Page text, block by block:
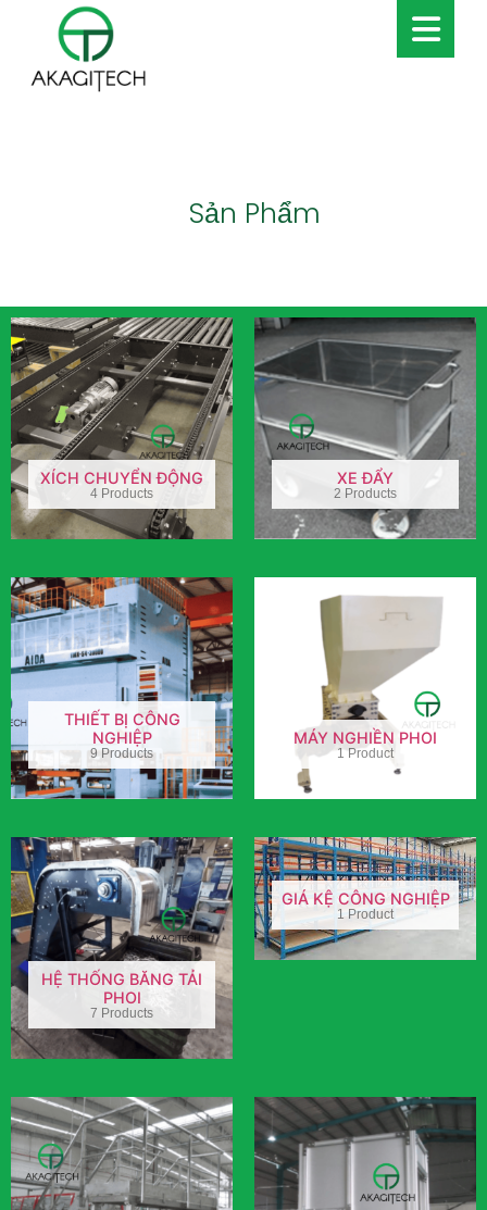
Sản Phẩm
XÍCH CHUYỂN ĐỘNG
4 Products
XE ĐẨY
2 Products
THIẾT BỊ CÔNG
NGHIỆP
9 Products
MÁY NGHIỀN PHOI
1 Product
HỆ THỐNG BĂNG TẢI
PHOI
7 Products
GIÁ KỆ CÔNG NGHIỆP
1 Product